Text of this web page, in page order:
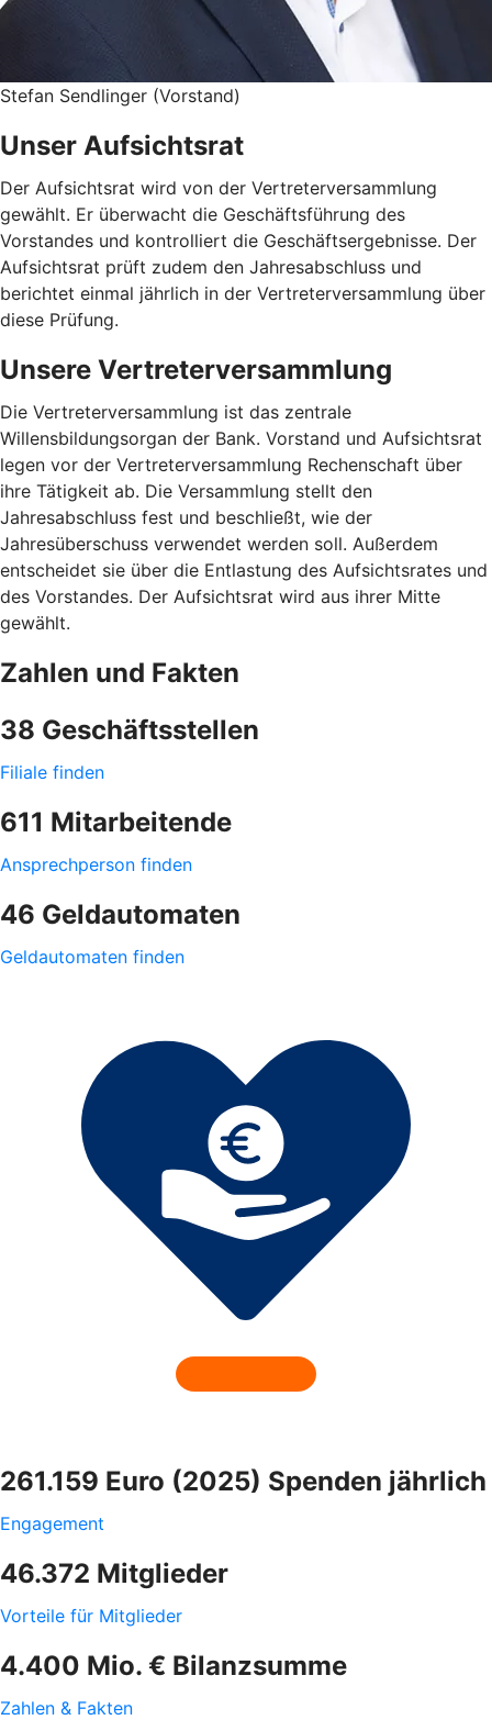
Stefan Sendlinger (Vorstand)
Unser Aufsichtsrat
Der Aufsichtsrat wird von der Vertreterversammlung
gewählt. Er überwacht die Geschäftsführung des
Vorstandes und kontrolliert die Geschäftsergebnisse. Der
Aufsichtsrat prüft zudem den Jahresabschluss und
berichtet einmal jährlich in der Vertreterversammlung über
diese Prüfung.
Unsere Vertreterversammlung
Die Vertreterversammlung ist das zentrale
Willensbildungsorgan der Bank. Vorstand und Aufsichtsrat
legen vor der Vertreterversammlung Rechenschaft über
ihre Tätigkeit ab. Die Versammlung stellt den
Jahresabschluss fest und beschließt, wie der
Jahresüberschuss verwendet werden soll. Außerdem
entscheidet sie über die Entlastung des Aufsichtsrates und
des Vorstandes. Der Aufsichtsrat wird aus ihrer Mitte
gewählt.
Zahlen und Fakten
38 Geschäftsstellen
Filiale finden
611 Mitarbeitende
Ansprechperson finden
46 Geldautomaten
Geldautomaten finden
261.159 Euro (2025) Spenden jährlich
Engagement
46.372 Mitglieder
Vorteile für Mitglieder
4.400 Mio. € Bilanzsumme
Zahlen & Fakten